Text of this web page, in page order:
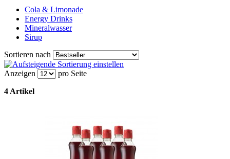
Cola & Limonade
Energy Drinks
Mineralwasser
Sirup
Sortieren nach
Anzeigen pro Seite
4 Artikel